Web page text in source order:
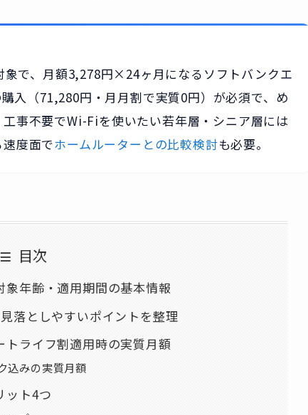
象で、月額3,278円×24ヶ月になるソフトバンクエ
入（71,280円・月月割で実質0円）が必須で、め
事不要でWi-Fiを使いたい若年層・シニア層には
度面でホームルーターとの比較検討も必要。
目次
年齢・適用期間の基本情報
落としやすいポイントを整理
ライフ割適用時の実質月額
込みの実質月額
ット4つ